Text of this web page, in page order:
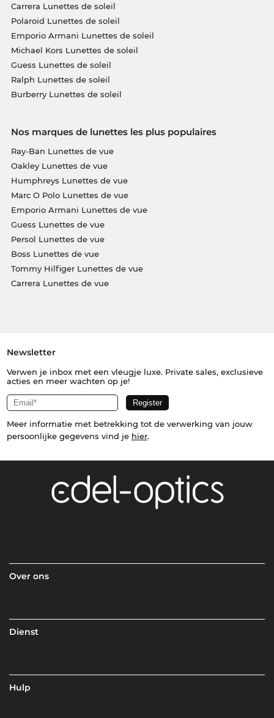
Carrera Lunettes de soleil
Polaroid Lunettes de soleil
Emporio Armani Lunettes de soleil
Michael Kors Lunettes de soleil
Guess Lunettes de soleil
Ralph Lunettes de soleil
Burberry Lunettes de soleil
Nos marques de lunettes les plus populaires
Ray-Ban Lunettes de vue
Oakley Lunettes de vue
Humphreys Lunettes de vue
Marc O Polo Lunettes de vue
Emporio Armani Lunettes de vue
Guess Lunettes de vue
Persol Lunettes de vue
Boss Lunettes de vue
Tommy Hilfiger Lunettes de vue
Carrera Lunettes de vue
Newsletter
Verwen je inbox met een vleugje luxe. Private sales, exclusieve
acties en meer wachten op je!
Meer informatie met betrekking tot de verwerking van jouw
persoonlijke gegevens vind je hier.
Over ons
Dienst
Hulp